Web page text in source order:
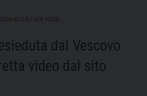
SOCIALI UCS VIDEO
dal Vescovo
video dal sito